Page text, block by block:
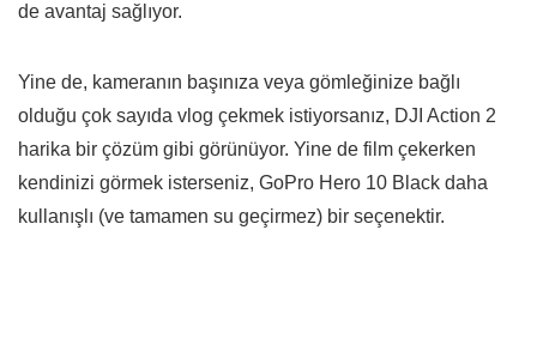
de avantaj sağlıyor.
Yine de, kameranın başınıza veya gömleğinize bağlı
olduğu çok sayıda vlog çekmek istiyorsanız, DJI Action 2
harika bir çözüm gibi görünüyor. Yine de film çekerken
kendinizi görmek isterseniz, GoPro Hero 10 Black daha
kullanışlı (ve tamamen su geçirmez) bir seçenektir.